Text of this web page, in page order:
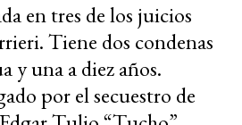
en tres de los juicios
Tiene dos condenas
y una a diez años.
por el secuestro de